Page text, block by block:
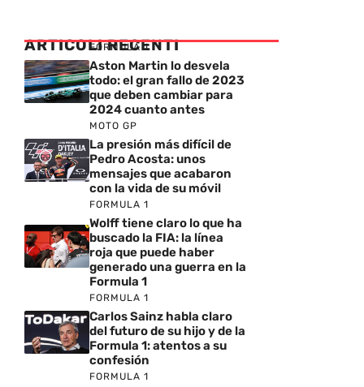
ARTICOLI RECENTI
FORMULA 1
Aston Martin lo desvela
todo: el gran fallo de 2023
que deben cambiar para
2024 cuanto antes
MOTO GP
La presión más difícil de
Pedro Acosta: unos
mensajes que acabaron
con la vida de su móvil
FORMULA 1
Wolff tiene claro lo que ha
buscado la FIA: la línea
roja que puede haber
generado una guerra en la
Formula 1
FORMULA 1
Carlos Sainz habla claro
del futuro de su hijo y de la
Formula 1: atentos a su
confesión
FORMULA 1